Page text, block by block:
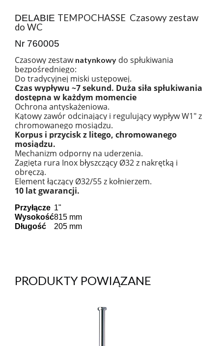
DELABIE TEMPOCHASSE Czasowy zestaw
do WC
Nr 760005
Czasowy zestaw natynkowy do spłukiwania
bezpośredniego:
Do tradycyjnej miski ustępowej.
Czas wypływu ~7 sekund. Duża siła spłukiwania
dostępna w każdym momencie
Ochrona antyskażeniowa.
Kątowy zawór odcinający i regulujący wypływ W1" z
chromowanego mosiądzu.
Korpus i przycisk z litego, chromowanego
mosiądzu.
Mechanizm odporny na uderzenia.
Zagięta rura Inox błyszczący Ø32 z nakrętką i
obręczą.
Element łączący Ø32/55 z kołnierzem.
10 lat gwarancji.
Przyłącze 1"
Wysokość815 mm
Długość
205 mm
PRODUKTY POWIĄZANE